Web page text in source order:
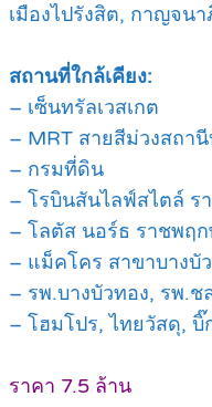
เมืองไปรังสิต, กาญจนา
สถานที่ใกล้เคียง:
– เซ็นทรัลเวสเกต
– MRT สายสีม่วงสถา
– กรมที่ดิน
– โรบินสันไลฟ์สไตล์ ร
– โลตัส นอร์ธ ราชพฤ
– แม็คโคร สาขาบางบั
– รพ.บางบัวทอง, รพ.ช
– โฮมโปร, ไทยวัสดุ,
ราคา 7.5 ล้าน